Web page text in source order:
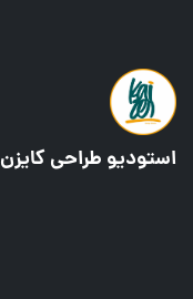
استودیو طراحی کایزن